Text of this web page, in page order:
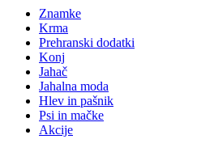
Znamke
Krma
Prehranski dodatki
Konj
Jahač
Jahalna moda
Hlev in pašnik
Psi in mačke
Akcije